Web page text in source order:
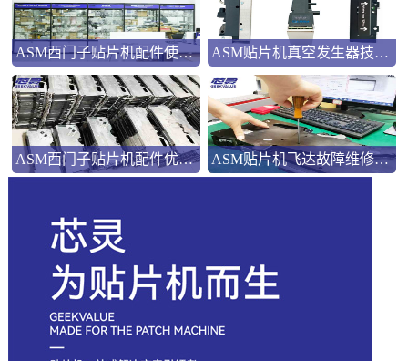
ASM西门子贴片机配件使用指南 ASM贴片机真空发生器技术解析
ASM西门子贴片机配件优势解析 ASM贴片机飞达故障维修：三类典型问题的系统化处理